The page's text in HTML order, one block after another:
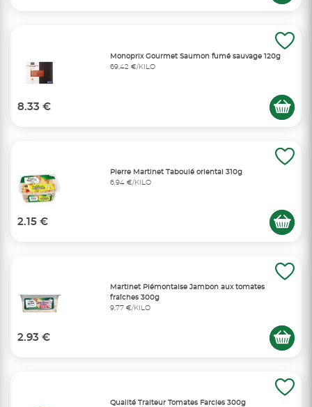
Monoprix Gourmet Saumon fumé sauvage 120g
69,42 €/KILO
8.33 €
Pierre Martinet Taboulé oriental 310g
6,94 €/KILO
2.15 €
Martinet Piémontaise Jambon aux tomates
fraîches 300g
9,77 €/KILO
2.93 €
Qualité Traiteur Tomates Farcies 300g